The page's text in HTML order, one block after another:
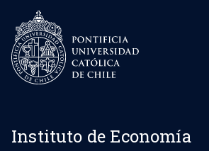
Instituto de Economía